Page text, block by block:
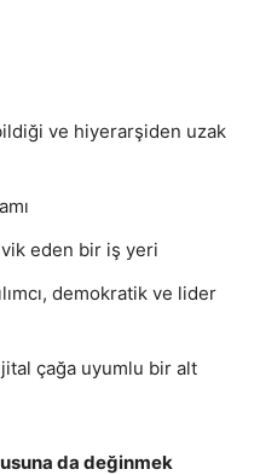
ve hiyerarşiden uzak
eden bir iş yeri
demokratik ve lider
çağa uyumlu bir alt
da değinmek